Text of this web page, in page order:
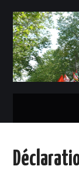
INSTANCES ET